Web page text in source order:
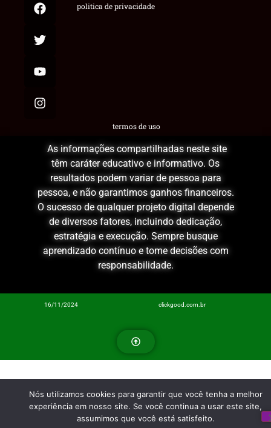
termos de uso
politica de privacidade
As informações compartilhadas neste site
têm caráter educativo e informativo. Os
resultados podem variar de pessoa para
pessoa, e não garantimos ganhos financeiros.
O sucesso de qualquer projeto digital depende
de diversos fatores, incluindo dedicação,
estratégia e execução. Sempre busque
aprendizado contínuo e tome decisões com
responsabilidade.
16/11/2024 clickgood.com.br
Nós utilizamos cookies para garantir que você tenha a melhor
experiência em nosso site. Se você continua a usar este site,
assumimos que você está satisfeito.